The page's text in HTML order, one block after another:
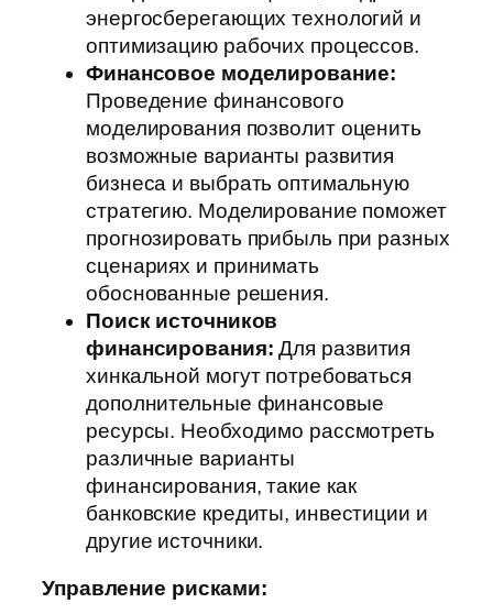
энергосберегающих технологий и
оптимизацию рабочих процессов.
Финансовое моделирование:
Проведение финансового
моделирования позволит оценить
возможные варианты развития
бизнеса и выбрать оптимальную
стратегию. Моделирование поможет
прогнозировать прибыль при разных
сценариях и принимать
обоснованные решения.
Поиск источников
финансирования: Для развития
хинкальной могут потребоваться
дополнительные финансовые
ресурсы. Необходимо рассмотреть
различные варианты
финансирования, такие как
банковские кредиты, инвестиции и
другие источники.
Управление рисками: